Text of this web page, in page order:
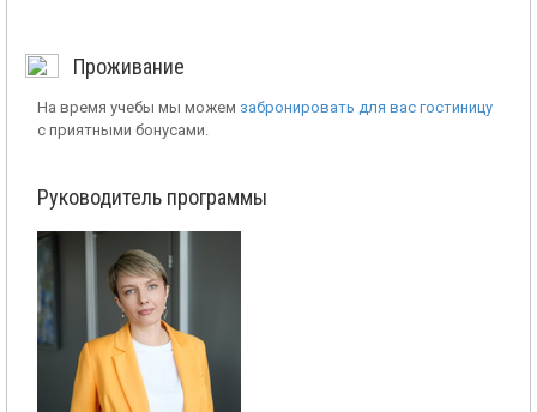
Проживание
На время учебы мы можем забронировать для вас гостиницу
с приятными бонусами.
Руководитель программы